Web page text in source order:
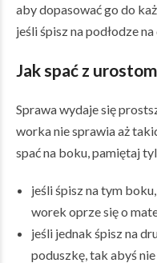
aby dopasować go do
jeśli śpisz na podłodze
Jak spać z
Sprawa wydaje się
worka nie sprawia aż
spać na boku, pamiętaj
jeśli śpisz na tym
worek oprze się o
jeśli jednak śpisz na
poduszkę, tak abyś